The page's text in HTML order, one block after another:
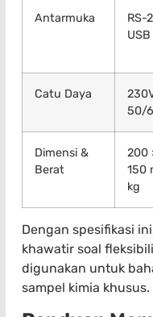
Antarmuka
RS-
USB
Catu Daya
50/
Dimensi &
Berat
200
150
kg
Dengan spesifikasi
khawatir soal
digunakan untuk
sampel kimia khusus.